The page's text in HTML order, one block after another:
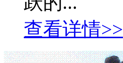
查看详情>>